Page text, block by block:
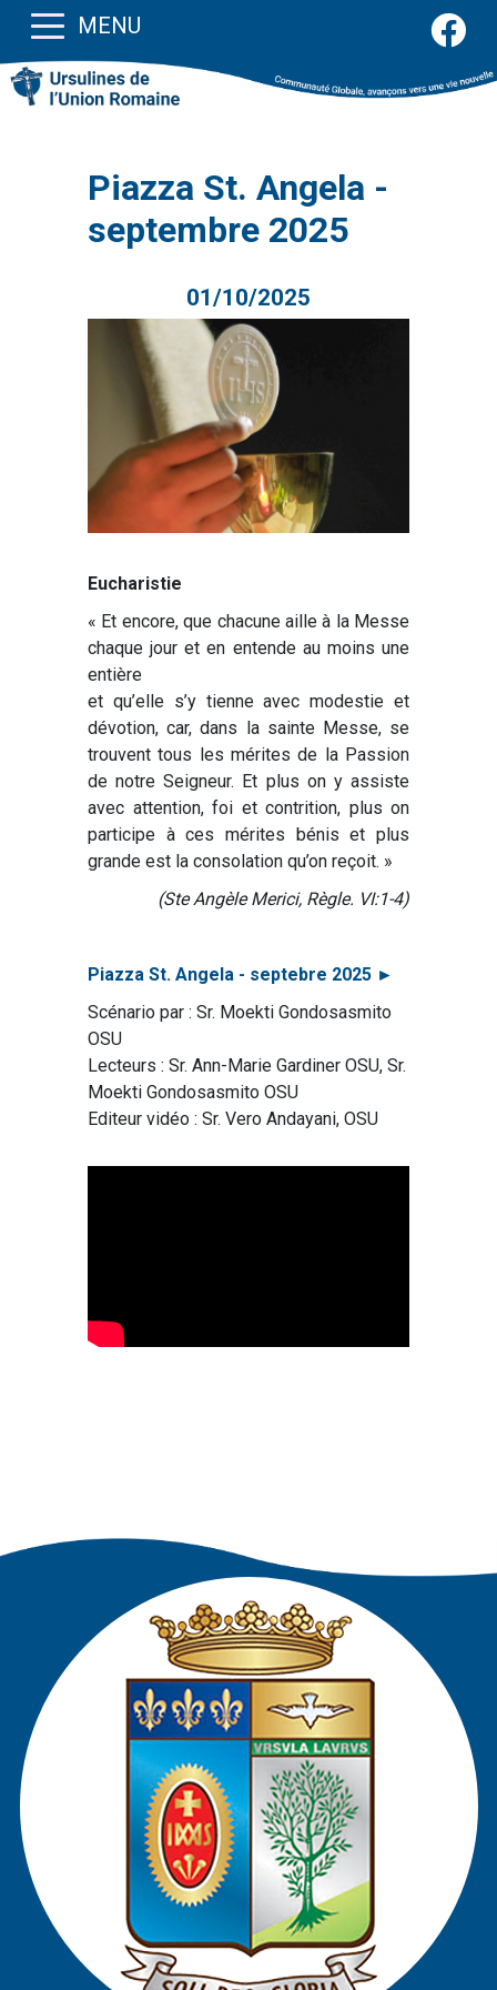
MENU
Piazza St. Angela -
septembre 2025
01/10/2025
Eucharistie
« Et encore, que chacune aille à la Messe
chaque jour et en entende au moins une
entière
et qu’elle s’y tienne avec modestie et
dévotion, car, dans la sainte Messe, se
trouvent tous les mérites de la Passion
de notre Seigneur. Et plus on y assiste
avec attention, foi et contrition, plus on
participe à ces mérites bénis et plus
grande est la consolation qu’on reçoit. »
(Ste Angèle Merici, Règle. VI:1-4)
Piazza St. Angela - septebre 2025 ►
Scénario par : Sr. Moekti Gondosasmito
OSU
Lecteurs : Sr. Ann-Marie Gardiner OSU, Sr.
Moekti Gondosasmito OSU
Editeur vidéo : Sr. Vero Andayani, OSU